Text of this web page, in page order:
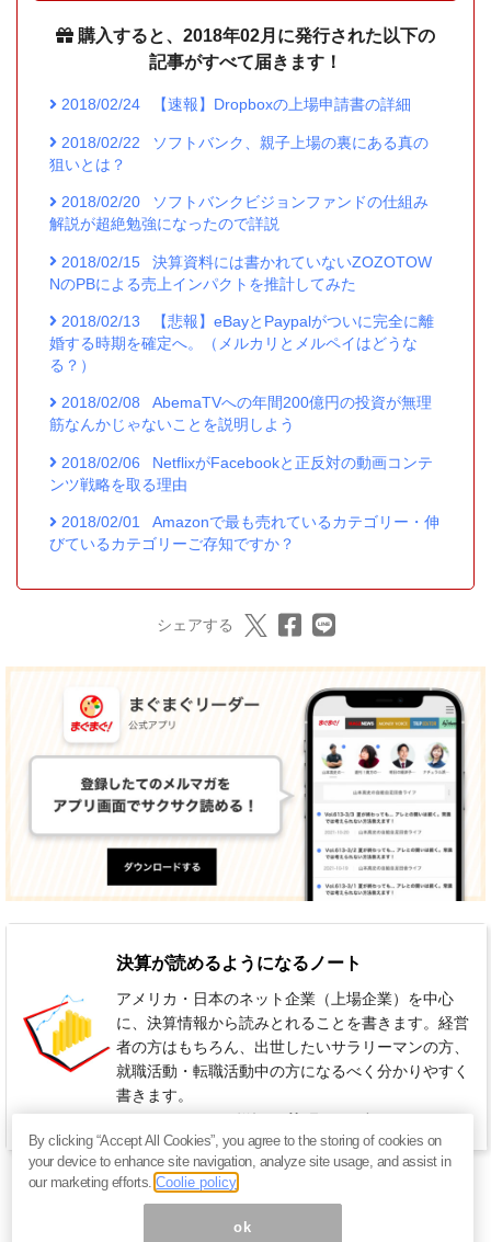
購入すると、2018年02月に発行された以下の
記事がすべて届きます！
2018/02/24 【速報】Dropboxの上場申請書の詳細
2018/02/22
ソフトバンク、親子上場の裏にある真の
狙いとは？
2018/02/20
ソフトバンクビジョンファンドの仕組み
解説が超絶勉強になったので詳説
2018/02/15
決算資料には書かれていないZOZOTOW
NのPBによる売上インパクトを推計してみた
2018/02/13
【悲報】eBayとPaypalがついに完全に離
婚する時期を確定へ。（メルカリとメルペイはどうな
る？）
2018/02/08
AbemaTVへの年間200億円の投資が無理
筋なんかじゃないことを説明しよう
2018/02/06
NetflixがFacebookと正反対の動画コンテ
ンツ戦略を取る理由
2018/02/01
Amazonで最も売れているカテゴリー・伸
びているカテゴリーご存知ですか？
シェアする
決算が読めるようになるノート
アメリカ・日本のネット企業（上場企業）を中心
に、決算情報から読みとれることを書きます。経営
者の方はもちろん、出世したいサラリーマンの方、
就職活動・転職活動中の方になるべく分かりやすく
書きます。
By clicking “Accept All Cookies”, you agree to the storing of cookies on
your device to enhance site navigation, analyze site usage, and assist in
our marketing efforts.Coolie policy
ok